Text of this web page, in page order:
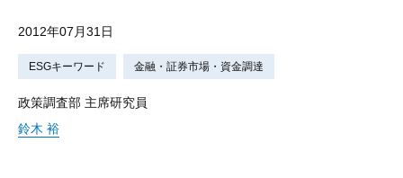
2012年07月31日
ESGキーワード 金融・証券市場・資金調達
政策調査部 主席研究員
鈴木 裕